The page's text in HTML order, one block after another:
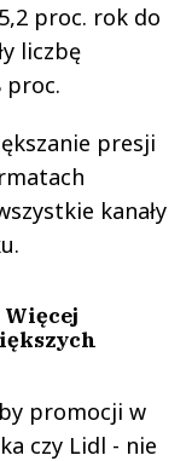
proc. rok do
liczbę
proc.
presji
kanały
promocji w
czy Lidl - nie